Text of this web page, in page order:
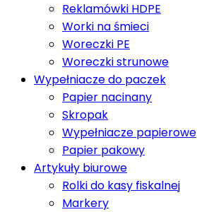
Reklamówki HDPE
Worki na śmieci
Woreczki PE
Woreczki strunowe
Wypełniacze do paczek
Papier nacinany
Skropak
Wypełniacze papierowe
Papier pakowy
Artykuły biurowe
Rolki do kasy fiskalnej
Markery